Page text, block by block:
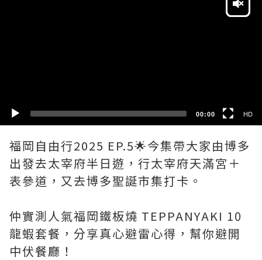
00:00 HD
福岡自由行2025 EP.5🌟今集帶大家由博多
出發去太宰府半日遊，行太宰府天滿宮＋
表參道，又去博多聖誕市集打卡。
仲實測人氣福岡鐵板燒 TEPPANYAKI 10
龍蝦套餐，分享真心避雷心得，幫你避開
中伏餐廳！